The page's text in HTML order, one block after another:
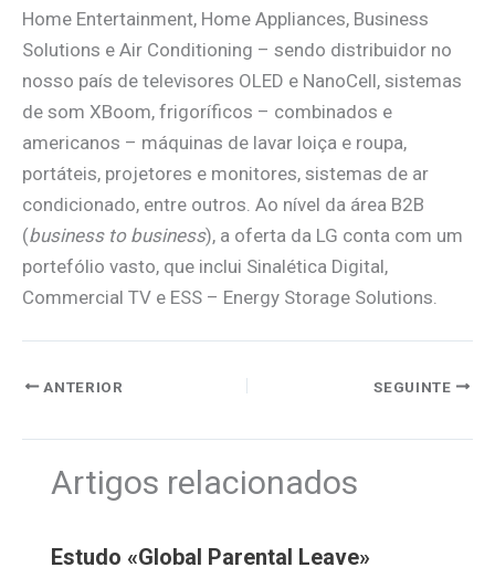
Home Entertainment, Home Appliances, Business
Solutions e Air Conditioning – sendo distribuidor no
nosso país de televisores OLED e NanoCell, sistemas
de som XBoom, frigoríficos – combinados e
americanos – máquinas de lavar loiça e roupa,
portáteis, projetores e monitores, sistemas de ar
condicionado, entre outros. Ao nível da área B2B
(business to business), a oferta da LG conta com um
portefólio vasto, que inclui Sinalética Digital,
Commercial TV e ESS – Energy Storage Solutions.
ANTERIOR SEGUINTE
Artigos relacionados
Estudo «Global Parental Leave»